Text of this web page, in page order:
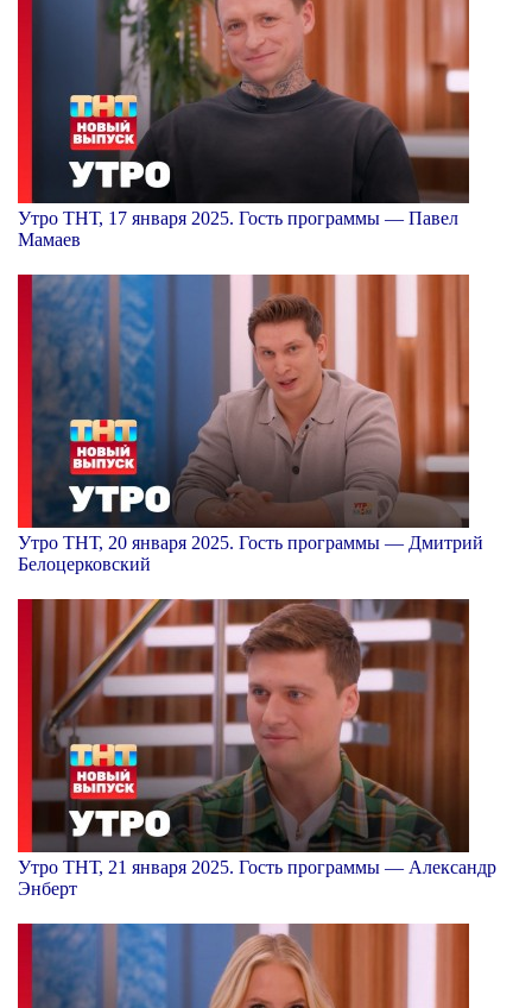
Утро ТНТ, 17 января 2025. Гость программы — Павел
Мамаев
Утро ТНТ, 20 января 2025. Гость программы — Дмитрий
Белоцерковский
Утро ТНТ, 21 января 2025. Гость программы — Александр
Энберт